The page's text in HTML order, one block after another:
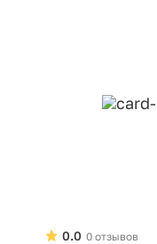
0 отзывов
0.0